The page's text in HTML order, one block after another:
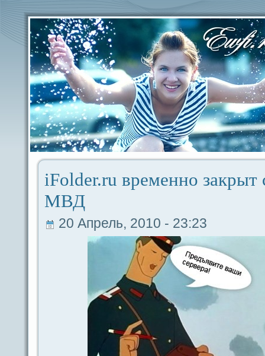
iFolder.ru временно закрыт
МВД
20 Апрель, 2010 - 23:23